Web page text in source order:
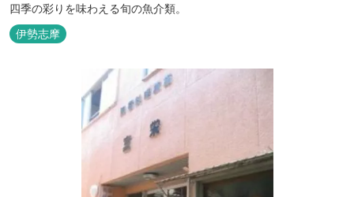
四季の彩りを味わえる旬の魚介類。
伊勢志摩